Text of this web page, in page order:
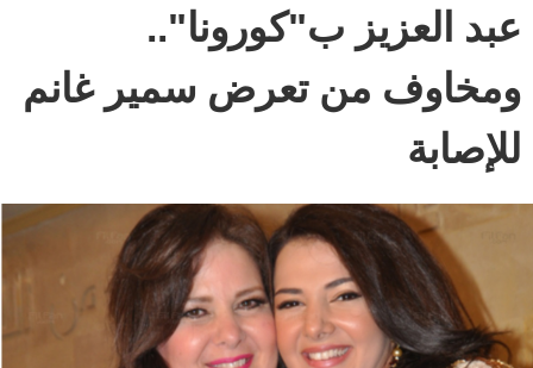
عبد العزيز ب"كورونا"..
ومخاوف من تعرض سمير غانم
للإصابة